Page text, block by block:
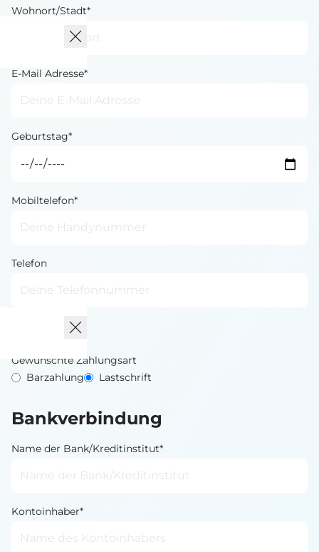
Wohnort/Stadt*
E-Mail Adresse*
Geburtstag*
Mobiltelefon*
Telefon
Gewünschte Zahlungsart
Barzahlung
Lastschrift
Bankverbindung
Name der Bank/Kreditinstitut*
Kontoinhaber*